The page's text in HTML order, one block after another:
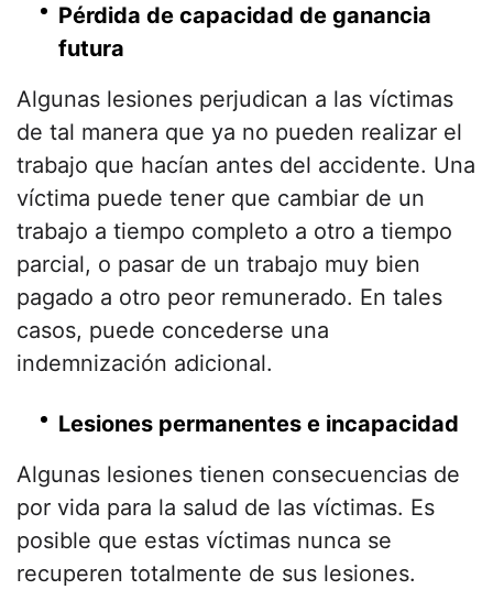
Pérdida de capacidad de ganancia
futura
Algunas lesiones perjudican a las víctimas
de tal manera que ya no pueden realizar el
trabajo que hacían antes del accidente. Una
víctima puede tener que cambiar de un
trabajo a tiempo completo a otro a tiempo
parcial, o pasar de un trabajo muy bien
pagado a otro peor remunerado. En tales
casos, puede concederse una
indemnización adicional.
Lesiones permanentes e incapacidad
Algunas lesiones tienen consecuencias de
por vida para la salud de las víctimas. Es
posible que estas víctimas nunca se
recuperen totalmente de sus lesiones.